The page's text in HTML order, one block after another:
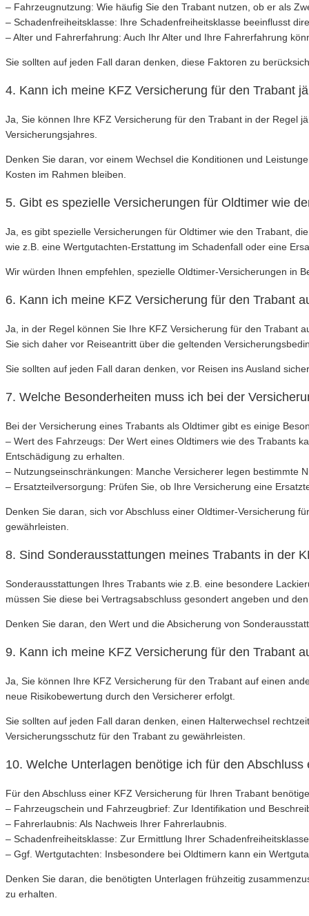
– Fahrzeugnutzung: Wie häufig Sie den Trabant nutzen, ob er als
– Schadenfreiheitsklasse: Ihre Schadenfreiheitsklasse beeinflusst
– Alter und Fahrerfahrung: Auch Ihr Alter und Ihre Fahrerfahrung
Sie sollten auf jeden Fall daran denken, diese Faktoren zu
4. Kann ich meine KFZ Versicherung für den Trabant
Ja, Sie können Ihre KFZ Versicherung für den Trabant in der Regel
Versicherungsjahres.
Denken Sie daran, vor einem Wechsel die Konditionen und
Kosten im Rahmen bleiben.
5. Gibt es spezielle Versicherungen für Oldtimer wie
Ja, es gibt spezielle Versicherungen für Oldtimer wie den Trabant,
wie z.B. eine Wertgutachten-Erstattung im Schadenfall oder eine
Wir würden Ihnen empfehlen, spezielle Oldtimer-Versicherungen in
6. Kann ich meine KFZ Versicherung für den Trabant
Ja, in der Regel können Sie Ihre KFZ Versicherung für den Trabant
Sie sich daher vor Reiseantritt über die geltenden
Sie sollten auf jeden Fall daran denken, vor Reisen ins Ausland
7. Welche Besonderheiten muss ich bei der
Bei der Versicherung eines Trabants als Oldtimer gibt es einige
– Wert des Fahrzeugs: Der Wert eines Oldtimers wie des Trabants
Entschädigung zu erhalten.
– Nutzungseinschränkungen: Manche Versicherer legen bestimmte
– Ersatzteilversorgung: Prüfen Sie, ob Ihre Versicherung eine
Denken Sie daran, sich vor Abschluss einer Oldtimer-Versicherung
gewährleisten.
8. Sind Sonderausstattungen meines Trabants in der
Sonderausstattungen Ihres Trabants wie z.B. eine besondere
müssen Sie diese bei Vertragsabschluss gesondert angeben und
Denken Sie daran, den Wert und die Absicherung von
9. Kann ich meine KFZ Versicherung für den Trabant
Ja, Sie können Ihre KFZ Versicherung für den Trabant auf einen
neue Risikobewertung durch den Versicherer erfolgt.
Sie sollten auf jeden Fall daran denken, einen Halterwechsel
Versicherungsschutz für den Trabant zu gewährleisten.
10. Welche Unterlagen benötige ich für den
Für den Abschluss einer KFZ Versicherung für Ihren Trabant
– Fahrzeugschein und Fahrzeugbrief: Zur Identifikation und
– Fahrerlaubnis: Als Nachweis Ihrer Fahrerlaubnis.
– Schadenfreiheitsklasse: Zur Ermittlung Ihrer
– Ggf. Wertgutachten: Insbesondere bei Oldtimern kann ein
Denken Sie daran, die benötigten Unterlagen frühzeitig
zu erhalten.